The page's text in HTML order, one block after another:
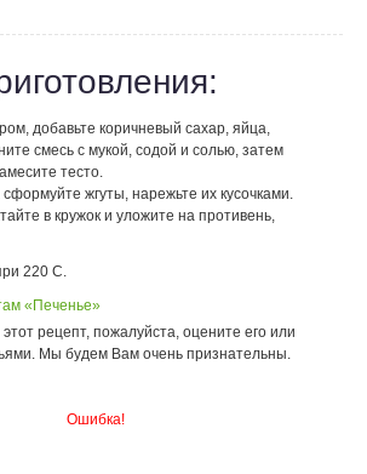
добавьте коричневый сахар, яйца,
смесь с мукой, содой и солью, затем
тесто.
сформуйте жгуты, нарежьте их кусочками.
в кружок и уложите на противень,
220 С.
«Печенье»
рецепт, пожалуйста, оцените его или
Мы будем Вам очень признательны.
Ошибка!